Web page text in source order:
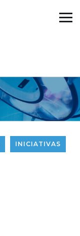
INICIATIVAS